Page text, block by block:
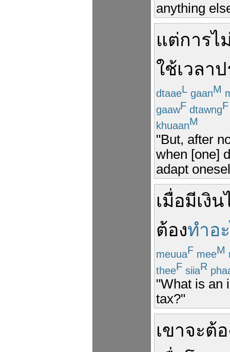
anything
แต่การไ
ใช้เวลา
dtaaeL gaanM
gaawF dtawngF
khuaanM
"But, after
when [one]
adapt
เมื่อมีเงิ
ต้องทำอ
meuuaF meeM
theeF siiaR
"What is an
tax?"
เขาจะต้